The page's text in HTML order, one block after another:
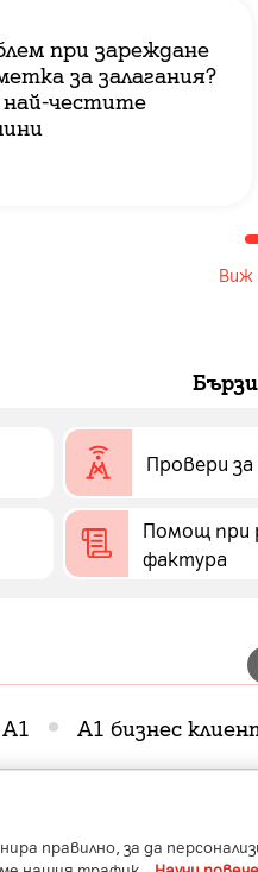
при зареждане
за залагания?
честите
Виж
Провери
Помощ при
фактура
А1 бизнес
Copyright ©
правилно, за да